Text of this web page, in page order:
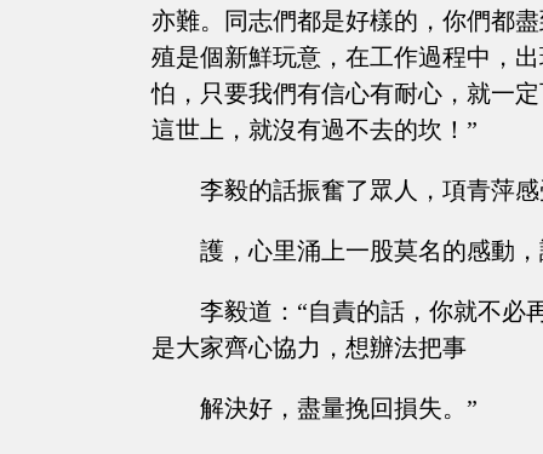
亦難。同志們都是好樣的，你們都
殖是個新鮮玩意，在工作過程中，
怕，只要我們有信心有耐心，就一
這世上，就沒有過不去的坎！”
李毅的話振奮了眾人，項青萍
護，心里涌上一股莫名的感動
李毅道：“自責的話，你就不必
是大家齊心協力，想辦法把事
解決好，盡量挽回損失。”